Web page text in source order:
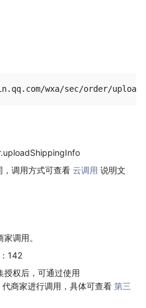
，调用方式可查看 云调用 说明文
调用。
142
授权后，可通过使用
代商家进行调用，具体可查看 第三